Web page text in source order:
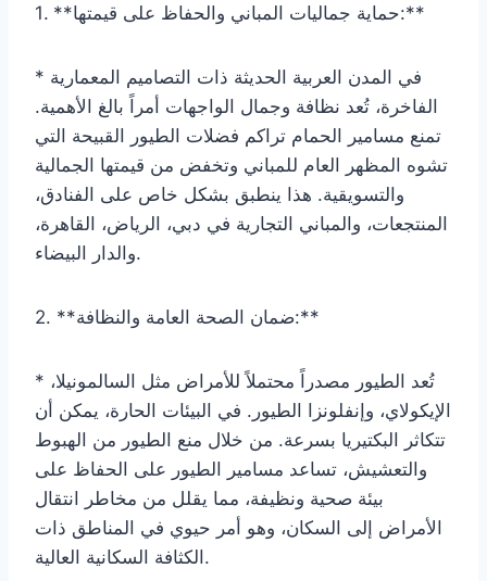
1. **حماية جماليات المباني والحفاظ على قيمتها:**
* في المدن العربية الحديثة ذات التصاميم المعمارية
الفاخرة، تُعد نظافة وجمال الواجهات أمراً بالغ الأهمية.
تمنع مسامير الحمام تراكم فضلات الطيور القبيحة التي
تشوه المظهر العام للمباني وتخفض من قيمتها الجمالية
والتسويقية. هذا ينطبق بشكل خاص على الفنادق،
المنتجعات، والمباني التجارية في دبي، الرياض، القاهرة،
والدار البيضاء.
2. **ضمان الصحة العامة والنظافة:**
* تُعد الطيور مصدراً محتملاً للأمراض مثل السالمونيلا،
الإيكولاي، وإنفلونزا الطيور. في البيئات الحارة، يمكن أن
تتكاثر البكتيريا بسرعة. من خلال منع الطيور من الهبوط
والتعشيش، تساعد مسامير الطيور على الحفاظ على
بيئة صحية ونظيفة، مما يقلل من مخاطر انتقال
الأمراض إلى السكان، وهو أمر حيوي في المناطق ذات
الكثافة السكانية العالية.